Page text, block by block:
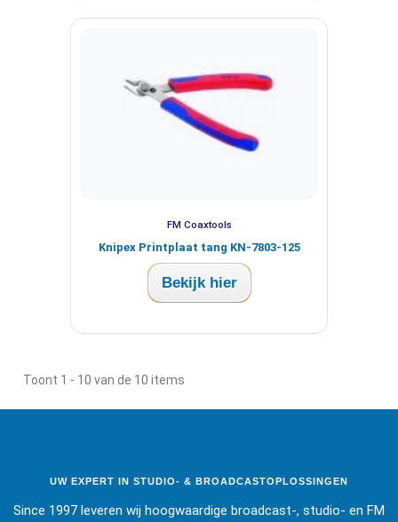
FM Coaxtools
Knipex Printplaat tang KN-7803-125
Bekijk hier
Toont 1 - 10 van de 10 items
UW EXPERT IN STUDIO- & BROADCASTOPLOSSINGEN
Since 1997 leveren wij hoogwaardige broadcast-, studio- en FM